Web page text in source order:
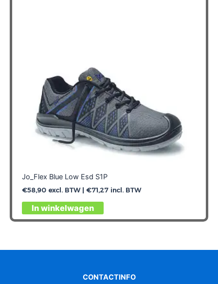
Jo_Flex Blue Low Esd S1P
€58,90excl. BTW | €71,27incl. BTW
In winkelwagen
Dit
product
variaties.
optie
CONTACTINFO